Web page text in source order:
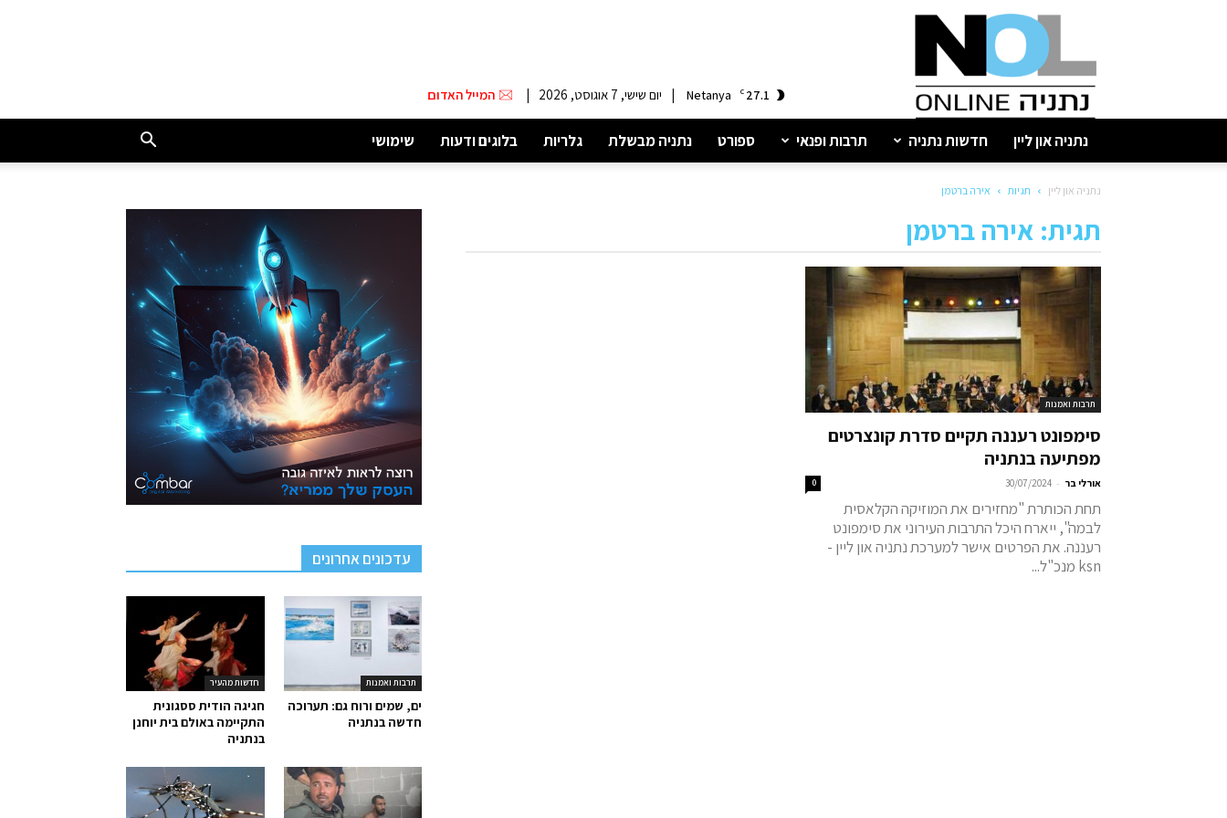
נתניה
27.1
C
Netanya
| יום שישי, 7 אוגוסט, 2026 | המייל האדום
נתניה און ליין חדשות נתניה תרבות ופנאי ספורט נתניה מבשלת גלריות בלוגים ודעות שימושי
נתניה און ליין תגיות אירה ברטמן
תגית: אירה ברטמן
תרבות ואמנות
סימפונט רעננה תקיים סדרת קונצרטים
מפתיעה בנתניה
אורלי בר -
30/07/2024
0
תחת הכותרת "מחזירים את המוזיקה הקלאסית
לבמה", ייארח היכל התרבות העירוני את סימפונט
רעננה. את הפרטים אישר למערכת נתניה און ליין -
ksn מנכ"ל...
עדכונים אחרונים
חדשות מהעיר
חגיגה הודית ססגונית
התקיימה באולם בית יוחנן
בנתניה
תרבות ואמנות
ים, שמים ורוח גם: תערוכה
חדשה בנתניה